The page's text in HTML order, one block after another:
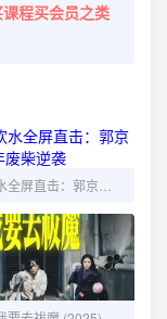
程买会员之类